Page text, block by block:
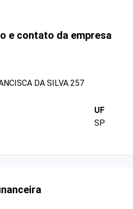
e contato da empresa
DA SILVA 257
UF
SP